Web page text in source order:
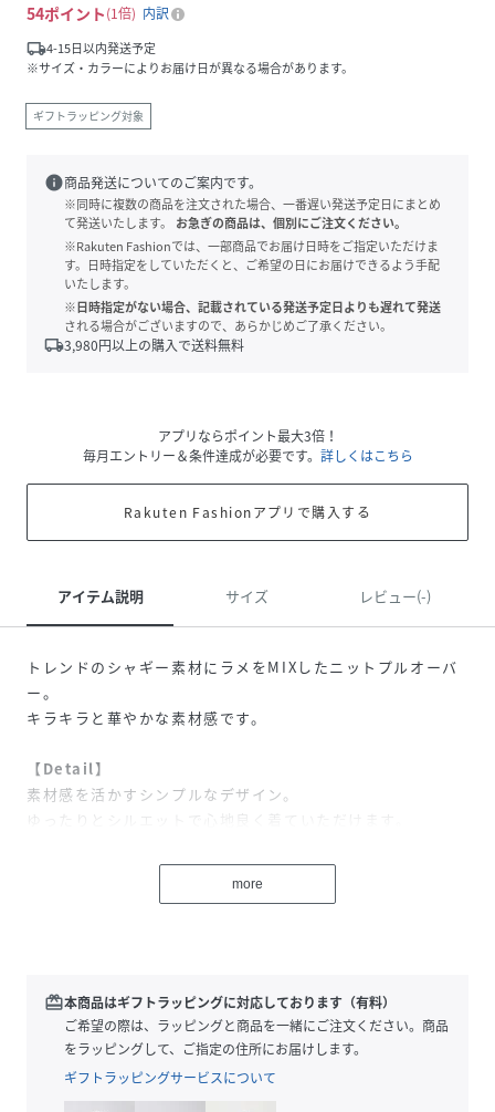
54ポイント 1倍
内訳
local_shipping4-15日以内発送予定
※サイズ・カラーによりお届け日が異なる場合があります。
ギフトラッピング対象
info商品発送についてのご案内です。
※同時に複数の商品を注文された場合、一番遅い発送予定日にまとめ
て発送いたします。
お急ぎの商品は、個別にご注文ください。
※Rakuten Fashionでは、一部商品でお届け日時をご指定いただけま
す。日時指定をしていただくと、ご希望の日にお届けできるよう手配
いたします。
※日時指定がない場合、記載されている発送予定日よりも遅れて発送
される場合がございますので、あらかじめご了承ください。
local_shipping3,980円以上の購入で送料無料
アプリならポイント最大3倍！
毎月エントリー＆条件達成が必要です。 詳しくはこちら
Rakuten Fashionアプリで購入する
アイテム説明 サイズ レビュー(-)
トレンドのシャギー素材にラメをMIXしたニットプルオーバ
ー。
キラキラと華やかな素材感です。
【Detail】
素材感を活かすシンプルなデザイン。
ゆったりとシルエットで心地良く着ていただけます。
【Fabric/Texture】
ラメ糸を織り交ぜたシャギーニット。
キラキラニットが秋冬コーデを華やかに演出！
シンプルな無地のため、ボトムを選ばず活躍します。
★Instagramにて近日発売予定のアイテムやルックをご紹介
しております。
more
redeem本商品はギフトラッピングに対応しております（有料）
ご希望の際は、ラッピングと商品を一緒にご注文ください。商品
をラッピングして、ご指定の住所にお届けします。
ギフトラッピングサービスについて